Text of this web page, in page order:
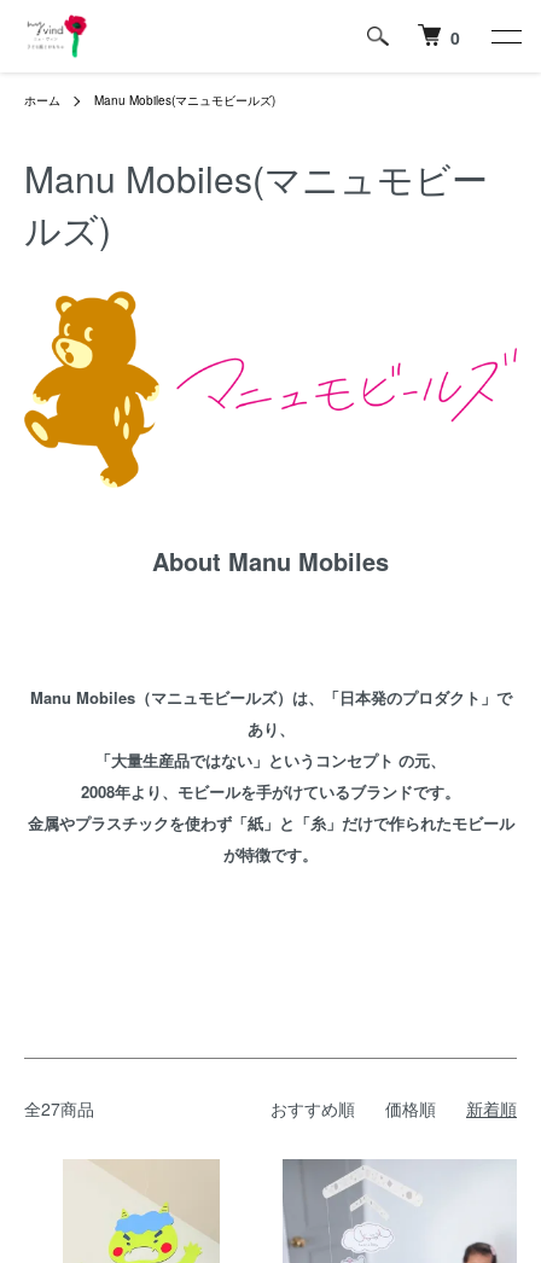
0
ホーム Manu Mobiles(マニュモビールズ)
Manu Mobiles(マニュモビー
ルズ)
About Manu Mobiles
Manu Mobiles（マニュモビールズ）は、「日本発のプロダクト」で
あり、
「大量生産品ではない」というコンセプト の元、
2008年より、モビールを手がけているブランドです。
金属やプラスチックを使わず「紙」と「糸」だけで作られたモビール
が特徴です。
全27商品 おすすめ順 価格順 新着順